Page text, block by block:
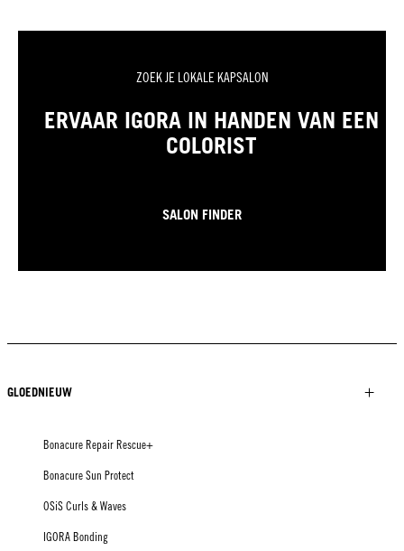
ZOEK JE LOKALE KAPSALON
ERVAAR IGORA IN HANDEN VAN EEN
COLORIST
SALON FINDER
GLOEDNIEUW
Bonacure Repair Rescue+
Bonacure Sun Protect
OSiS Curls & Waves
IGORA Bonding